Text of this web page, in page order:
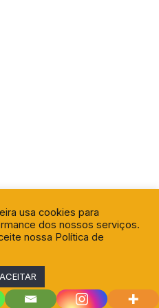
usa cookies para
dos nossos serviços.
nossa Política de
ACEITAR